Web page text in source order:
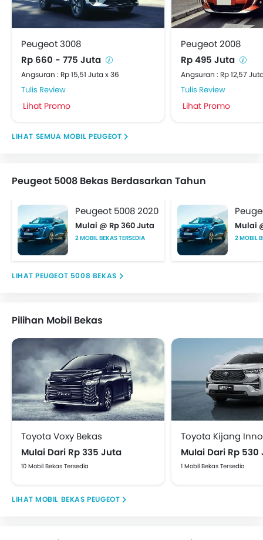
Peugeot 3008
Rp 660 - 775 Juta
Angsuran : Rp 15,51 Juta x 36
Tulis Review
Lihat Promo
Peugeot 2008
Rp 495 Juta
Angsuran : Rp 12,57
Tulis Review
Lihat Promo
MOBIL PEUGEOT
Peugeot 5008 Bekas Berdasarkan Tahun
Peugeot 5008 2020
Mulai @ Rp 360 Juta
2 MOBIL BEKAS TERSEDIA
Mulai
2 MOBIL
PEUGEOT 5008 BEKAS
Pilihan Mobil Bekas
Toyota Voxy Bekas
Mulai Dari Rp 335 Juta
10 Mobil Bekas Tersedia
Mulai Dari Rp 530
1 Mobil Bekas Tersedia
MOBIL BEKAS PEUGEOT